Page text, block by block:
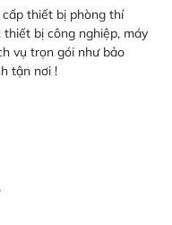
thiết bị phòng thí
bị công nghiệp, máy
vụ trọn gói như bảo
tận nơi !